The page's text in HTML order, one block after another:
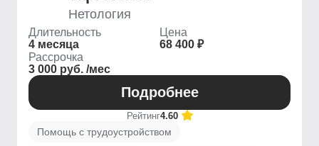
Нетология
Длительность
4 месяца
Цена
68 400 ₽
Рассрочка
3 000 руб. /мес
Подробнее
Рейтинг4.60
Помощь с трудоустройством